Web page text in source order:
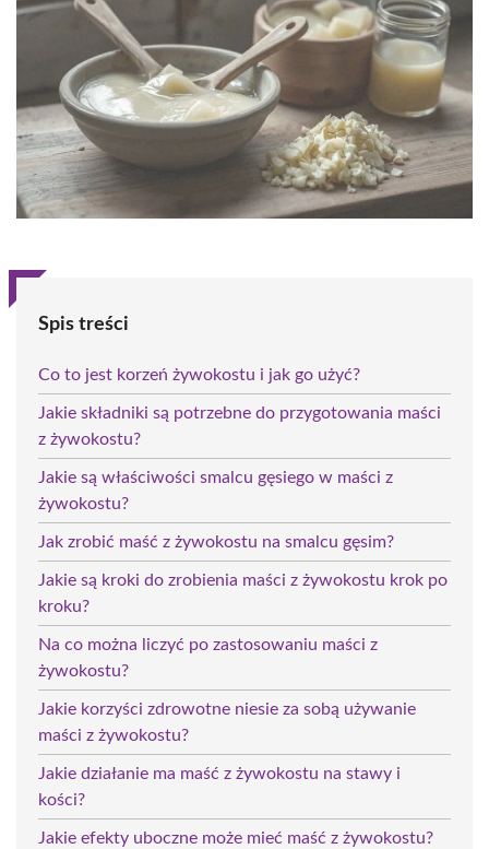
Spis treści
Co to jest korzeń żywokostu i jak go użyć?
Jakie składniki są potrzebne do przygotowania maści
z żywokostu?
Jakie są właściwości smalcu gęsiego w maści z
żywokostu?
Jak zrobić maść z żywokostu na smalcu gęsim?
Jakie są kroki do zrobienia maści z żywokostu krok po
kroku?
Na co można liczyć po zastosowaniu maści z
żywokostu?
Jakie korzyści zdrowotne niesie za sobą używanie
maści z żywokostu?
Jakie działanie ma maść z żywokostu na stawy i
kości?
Jakie efekty uboczne może mieć maść z żywokostu?